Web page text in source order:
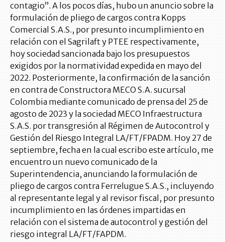
contagio”. A los pocos días, hubo un anuncio sobre la
formulación de pliego de cargos contra Kopps
Comercial S.A.S., por presunto incumplimiento en
relación con el Sagrilaft y PTEE respectivamente,
hoy sociedad sancionada bajo los presupuestos
exigidos por la normatividad expedida en mayo del
2022. Posteriormente, la confirmación de la sanción
en contra de Constructora MECO S.A. sucursal
Colombia mediante comunicado de prensa del 25 de
agosto de 2023 y la sociedad MECO Infraestructura
S.A.S. por transgresión al Régimen de Autocontrol y
Gestión del Riesgo Integral LA/FT/FPADM. Hoy 27 de
septiembre, fecha en la cual escribo este artículo, me
encuentro un nuevo comunicado de la
Superintendencia, anunciando la formulación de
pliego de cargos contra Ferrelugue S.A.S., incluyendo
al representante legal y al revisor fiscal, por presunto
incumplimiento en las órdenes impartidas en
relación con el sistema de autocontrol y gestión del
riesgo integral LA/FT/FAPDM.